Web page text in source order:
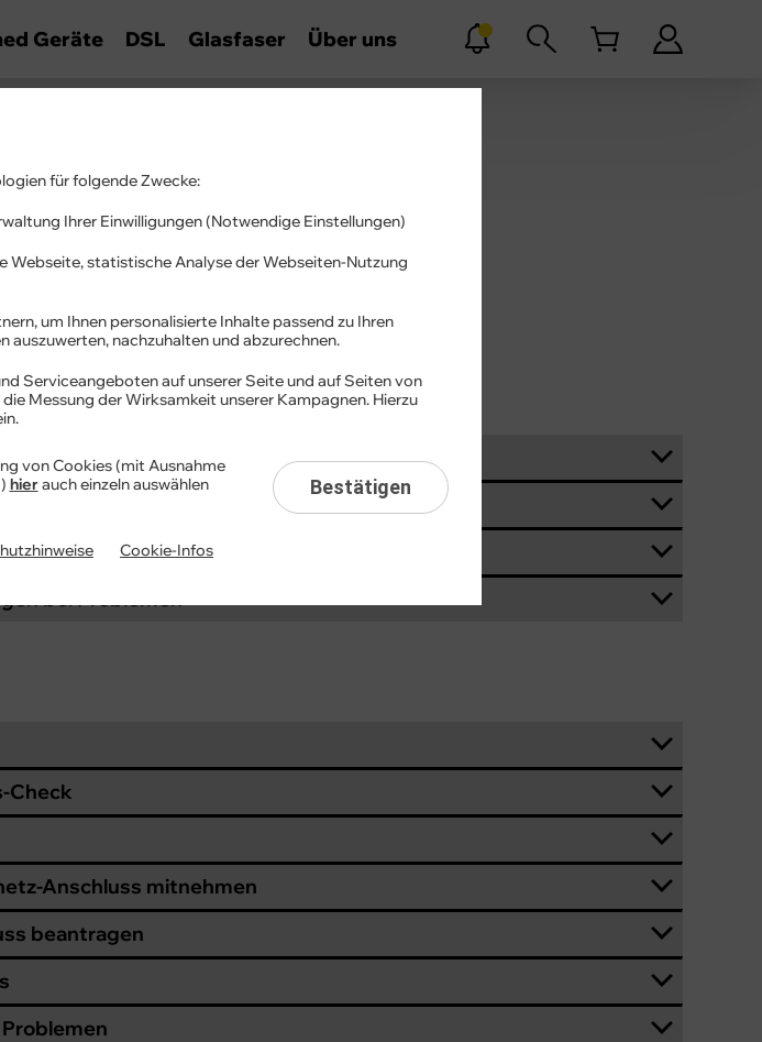
Geräte DSL Glasfaser Über uns
Suchen
und schnell
bei Problemen
Check
Anschluss mitnehmen
beantragen
für folgende Zwecke:
Ihrer Einwilligungen (Notwendige Einstellungen)
statistische Analyse der Webseiten-Nutzung
um Ihnen personalisierte Inhalte passend zu Ihren
auszuwerten, nachzuhalten und abzurechnen.
Serviceangeboten auf unserer Seite und auf Seiten von
Messung der Wirksamkeit unserer Kampagnen. Hierzu
von Cookies (mit Ausnahme
hierauch einzeln auswählen
Bestätigen
Cookie-Infos